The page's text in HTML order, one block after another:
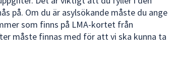
på. Om du är asylsökande måste du ange
som finns på LMA-kortet från
måste finnas med för att vi ska kunna ta